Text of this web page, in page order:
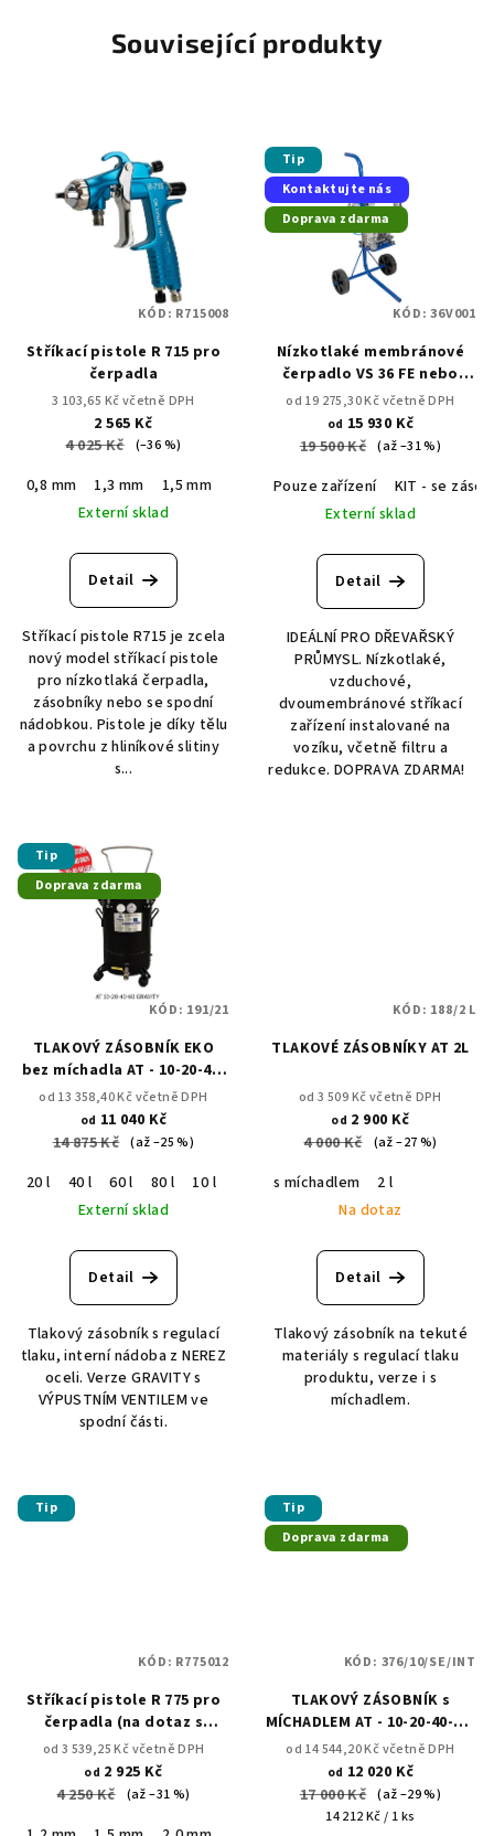
Související produkty
Stříkací pistole R 715 pro
čerpadla
3 103,65 Kč včetně DPH
2 565 Kč
4 025 Kč
(–36 %)
0,8 mm 1,3 mm 1,5 mm
1,8 mm
Externí sklad
Detail
Stříkací pistole R715 je zcela
nový model stříkací pistole
pro nízkotlaká čerpadla,
zásobníky nebo se spodní
nádobkou. Pistole je díky tělu
a povrchu z hliníkové slitiny
s...
KÓD: R715008
Tip
Kontaktujte nás
Doprava zdarma
Nízkotlaké membránové
čerpadlo VS 36 FE nebo
INOX / 1:1 / 36 l/min
od 19 275,30 Kč včetně DPH
od 15 930 Kč
19 500 Kč (až –31 %)
Pouze zařízení
KIT - se
Externí sklad
Detail
IDEÁLNÍ PRO DŘEVAŘSKÝ
PRŮMYSL. Nízkotlaké,
vzduchové,
dvoumembránové stříkací
zařízení instalované na
vozíku, včetně filtru a
redukce. DOPRAVA ZDARMA!
KÓD:36V001
Tip
Doprava zdarma
TLAKOVÝ ZÁSOBNÍK EKO
bez míchadla AT - 10-20-40-
60-80 L vnitřní nádoba INOX
od 13 358,40 Kč včetně DPH
od 11 040 Kč
14 875 Kč (až –25 %)
20 l 40 l 60 l 80 l 10 l
se spodní výpustním ventilem
Externí sklad
Detail
Tlakový zásobník s regulací
tlaku, interní nádoba z NEREZ
oceli. Verze GRAVITY s
VÝPUSTNÍM VENTILEM ve
spodní části.
KÓD: 191/21
TLAKOVÉ ZÁSOBNÍKY AT 2L
od 3 509 Kč včetně DPH
od 2 900 Kč
4 000 Kč
(až –27 %)
s míchadlem
2 l
Na dotaz
Detail
Tlakový zásobník na tekuté
materiály s regulací tlaku
produktu, verze i s
míchadlem.
KÓD: 188/2 L
Tip
Stříkací pistole R 775 pro
čerpadla (na dotaz s
nádobkou 1000ml)
od 3 539,25 Kč včetně DPH
od 2 925 Kč
4 250 Kč
(až –31 %)
KÓD: R775012
Tip
Doprava zdarma
TLAKOVÝ ZÁSOBNÍK s
MÍCHADLEM AT - 10-20-40-60-
80 L vnitřní nádoba INOX
od 14 544,20 Kč včetně DPH
od 12 020 Kč
17 000 Kč (až –29 %)
Měrná
14 212 Kč / 1 ks
KÓD: 376/10/SE/INT